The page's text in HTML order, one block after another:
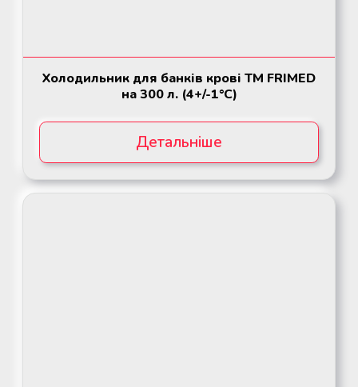
Холодильник для банків крові ТМ FRIMED
на 300 л. (4+/-1°C)
Детальніше